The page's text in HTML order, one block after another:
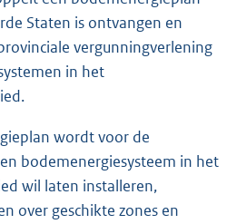
Staten is ontvangen en
vergunningverlening
in het
wordt voor de
bodemenergiesysteem in het
wil laten installeren,
over geschikte zones en